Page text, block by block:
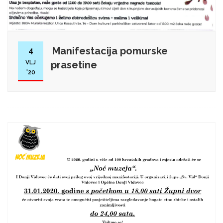
4
VLJ
'20
Manifestacija pomurske
prasetine